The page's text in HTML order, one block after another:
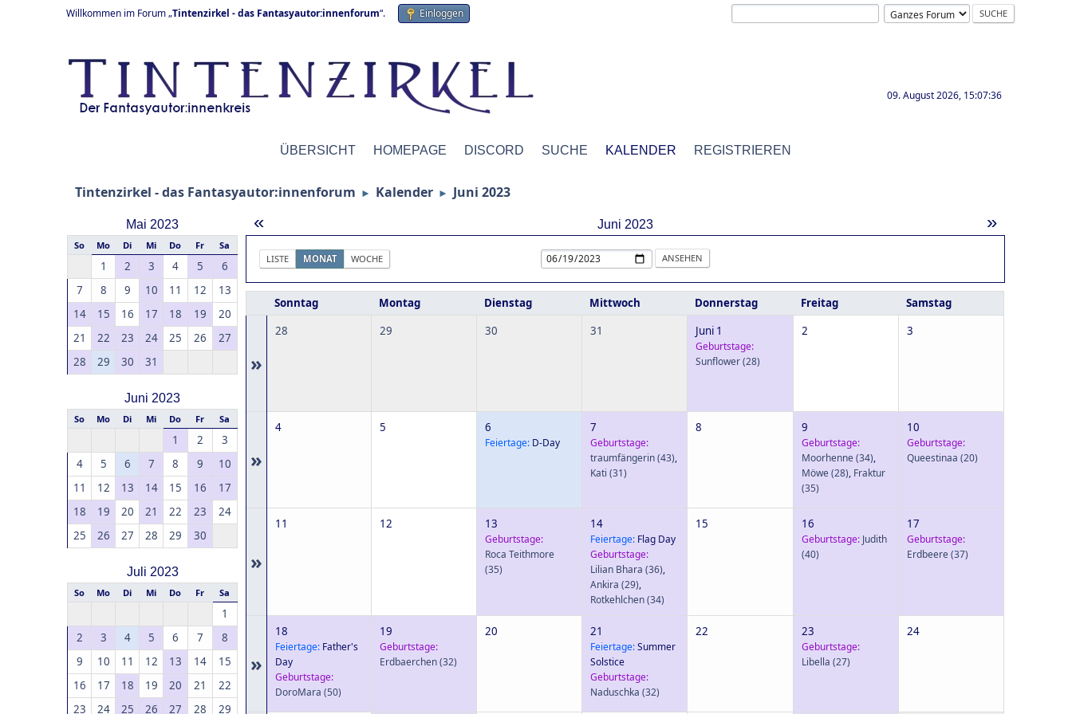
Willkommen im Forum „Tintenzirkel - das Fantasyautor:innenforum“. Einloggen
09. August 2026, 15:07:36
ÜBERSICHT HOMEPAGE DISCORD SUCHE KALENDER REGISTRIEREN
Tintenzirkel - das Fantasyautor:innenforum ► Kalender ► Juni 2023
Mai 2023
So Mo Di Mi Do Fr Sa
1 2 3 4 5
6
7
8 9 10 11 12
13
14
15 16 17 18 19
20
21
22 23 24 25 26
27
28
29 30 31
Juni 2023
So Mo Di Mi Do Fr Sa
1 2
3
4
5 6 7 8 9
10
11
12 13 14 15 16
17
18
19 20 21 22 23
24
25
26 27 28 29 30
Juli 2023
So Mo Di Mi Do Fr Sa
1
2
3 4 5 6 7
8
9
10 11 12 13 14
15
16
17 18 19 20 21
22
23
24 25 26 27 28 29
« »
Juni 2023
LISTE MONAT WOCHE
Sonntag Montag Dienstag Mittwoch Donnerstag Freitag Samstag
»
28 29 30 31 Juni 1
Geburtstage:
Sunflower(28)
2 3
»
4 5 6
Feiertage: D-Day
7
Geburtstage:
traumfängerin(43),
Kati (31)
8 9
Geburtstage:
Moorhenne(34),
Möwe(28), Fraktur
(35)
10
Geburtstage:
Queestinaa (20)
»
11 12 13
Geburtstage:
Roca Teithmore
(35)
14
Feiertage: Flag Day
Geburtstage:
Lilian Bhara (36),
Ankira (29),
Rotkehlchen(34)
15 16
Geburtstage: Judith
(40)
17
Geburtstage:
Erdbeere(37)
»
18
Feiertage: Father's
Day
Geburtstage:
DoroMara (50)
19
Geburtstage:
Erdbaerchen(32)
20 21
Feiertage:Summer
Solstice
Geburtstage:
Naduschka (32)
22 23
Geburtstage:
Libella (27)
24